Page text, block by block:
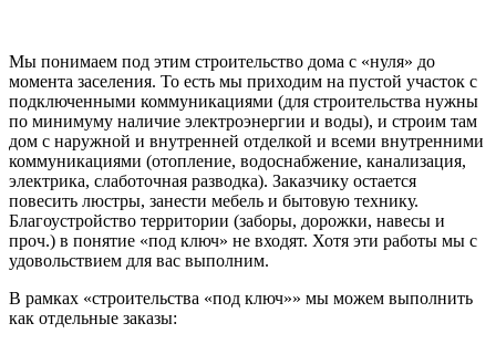
Мы понимаем под этим строительство дома с «нуля» до
момента заселения. То есть мы приходим на пустой участок с
подключенными коммуникациями (для строительства нужны
по минимуму наличие электроэнергии и воды), и строим там
дом с наружной и внутренней отделкой и всеми внутренними
коммуникациями (отопление, водоснабжение, канализация,
электрика, слаботочная разводка). Заказчику остается
повесить люстры, занести мебель и бытовую технику.
Благоустройство территории (заборы, дорожки, навесы и
проч.) в понятие «под ключ» не входят. Хотя эти работы мы с
удовольствием для вас выполним.
В рамках «строительства «под ключ»» мы можем выполнить
как отдельные заказы: